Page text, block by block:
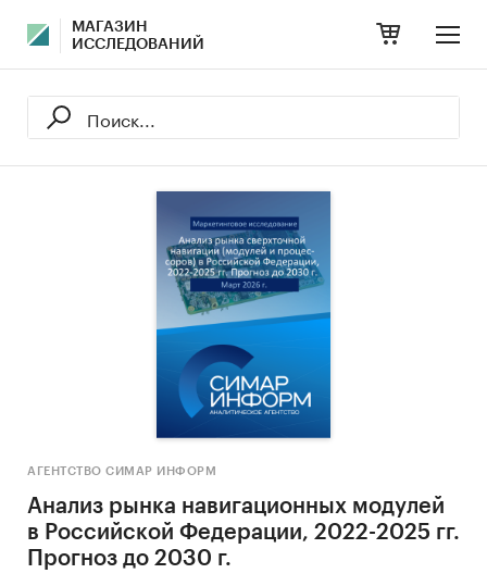
МАГАЗИН
ИССЛЕДОВАНИЙ
АГЕНТСТВО СИМАР ИНФОРМ
Анализ рынка навигационных модулей
в Российской Федерации, 2022-2025 гг.
Прогноз до 2030 г.